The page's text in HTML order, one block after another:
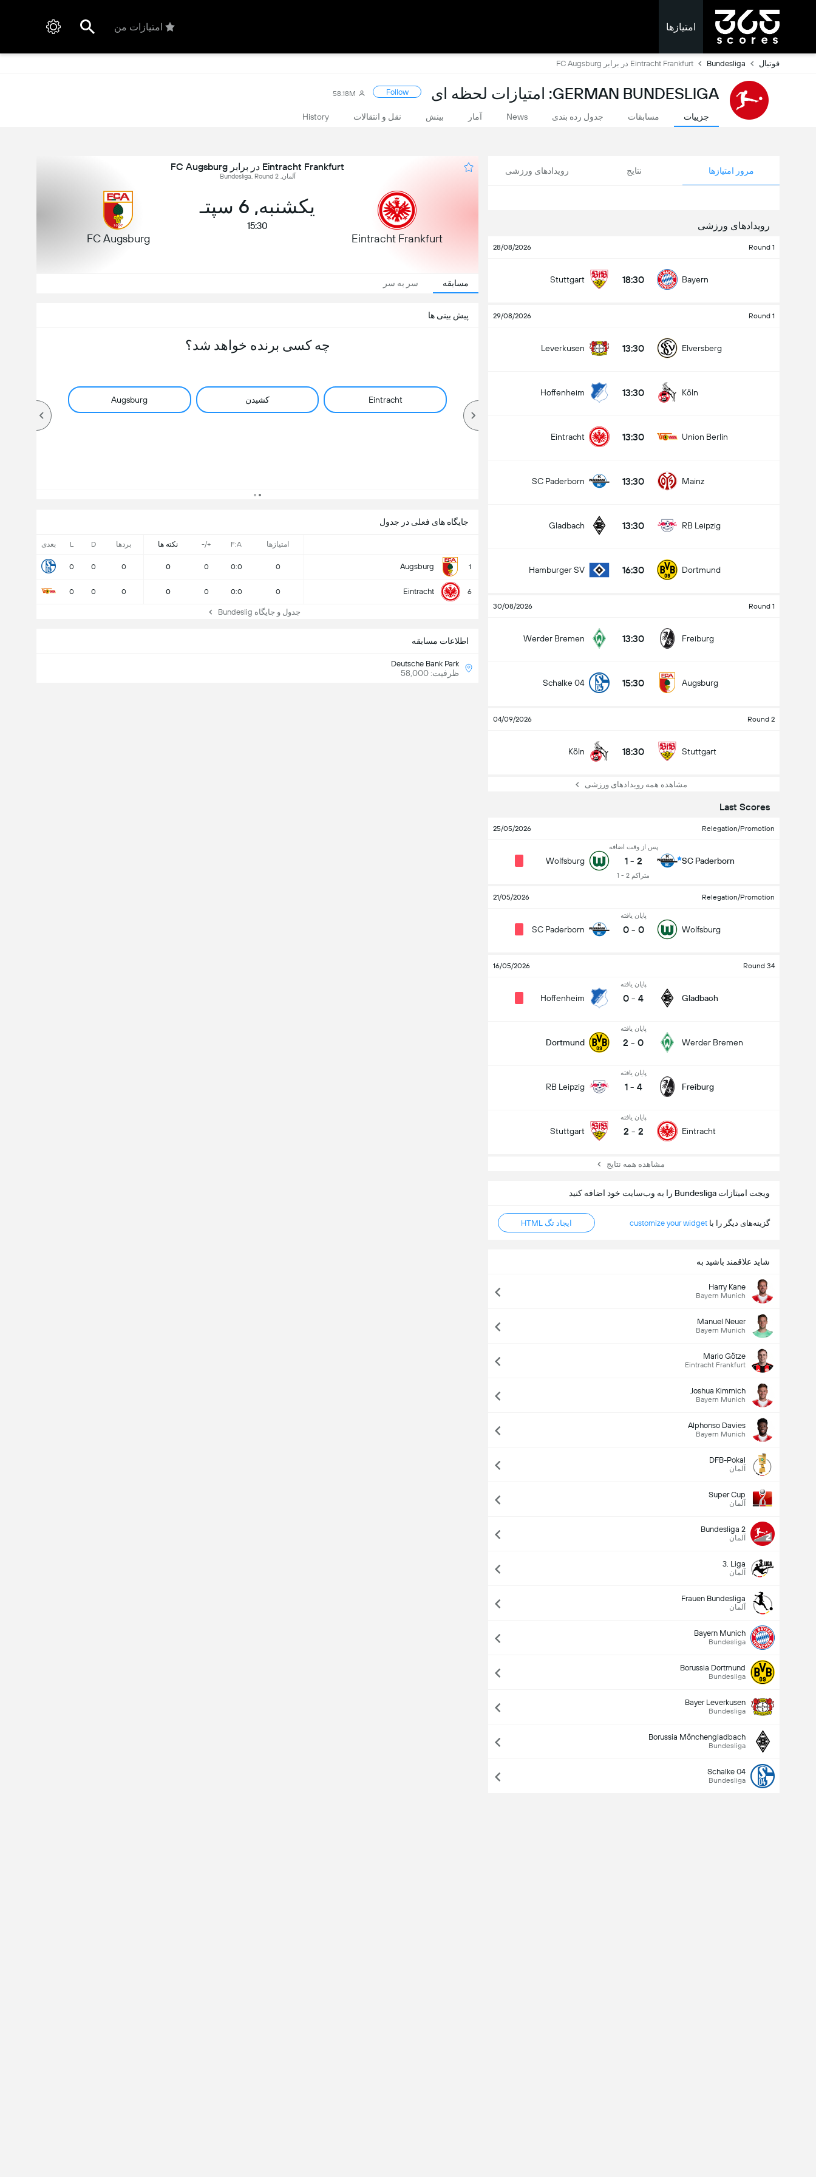
امتیازها امتیازات من
فوتبال Bundesliga Eintracht Frankfurt در برابر FC Augsburg
GERMAN BUNDESLIGA: امتیازات لحظه ای Follow
58.18M
جزییات مسابقات جدول رده بندی News آمار بینش نقل و انتقالات History
مرور امتیازها نتایج رویدادهای ورزشی
رویدادهای ورزشی
Round 1
28/08/2026
Bayern
18:30
Stuttgart
Round 1
29/08/2026
Elversberg
13:30
Leverkusen
Köln
13:30
Hoffenheim
Union Berlin
13:30
Eintracht
Mainz
13:30
SC Paderborn
RB Leipzig
13:30
Gladbach
Dortmund
16:30
Hamburger SV
Round 1
30/08/2026
Freiburg
13:30
Werder Bremen
Augsburg
15:30
Schalke 04
Round 2
04/09/2026
Stuttgart
18:30
Köln
مشاهده همه رویدادهای ورزشی
Last Scores
Relegation/Promotion
25/05/2026
SC Paderborn
پس از وقت اضافه
2
-
1
متراکم 2 - 1
Wolfsburg
Relegation/Promotion
21/05/2026
Wolfsburg
پایان یافته
0
-
0
SC Paderborn
Round 34
16/05/2026
Gladbach
پایان یافته
4
-
0
Hoffenheim
Werder Bremen
پایان یافته
0
-
2
Dortmund
Freiburg
پایان یافته
4
-
1
RB Leipzig
Eintracht
پایان یافته
2
-
2
Stuttgart
مشاهده همه نتایج
ویجت امیتازات Bundesliga را به وب‌سایت خود اضافه کنید
گزینه‌های دیگر را با customize your widget ایجاد تگ HTML
شاید علاقمند باشید به
Harry Kane
Bayern Munich
Manuel Neuer
Bayern Munich
Mario Götze
Eintracht Frankfurt
Joshua Kimmich
Bayern Munich
Alphonso Davies
Bayern Munich
DFB-Pokal
آلمان
Super Cup
آلمان
Bundesliga 2
آلمان
3. Liga
آلمان
Frauen Bundesliga
آلمان
Bayern Munich
Bundesliga
Borussia Dortmund
Bundesliga
Bayer Leverkusen
Bundesliga
Borussia Mönchengladbach
Bundesliga
Schalke 04
Bundesliga
Eintracht Frankfurt در برابر FC Augsburg
آلمان, Bundesliga, Round 2
Eintracht Frankfurt
یکشنبه, 6 سپتـ
15:30
FC Augsburg
مسابقه سر به سر
پیش بینی ها
چه کسی برنده خواهد شد؟
Eintracht کشیدن Augsburg
کل گل های بازی (2.5)
جایگاه های فعلی در جدول
امتیازها F:A
+/- نکته ها بردها D
L بعدی
1
Augsburg
0
0:0
0
0
0
0
0
6
Eintracht
0
0:0
0
0
0
0
0
جدول و جایگاه Bundeslig
اطلاعات مسابقه
Deutsche Bank Park
ظرفیت: 58,000